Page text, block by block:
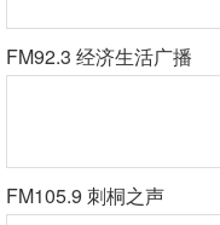
FM92.3 经济生活广播
FM105.9 刺桐之声